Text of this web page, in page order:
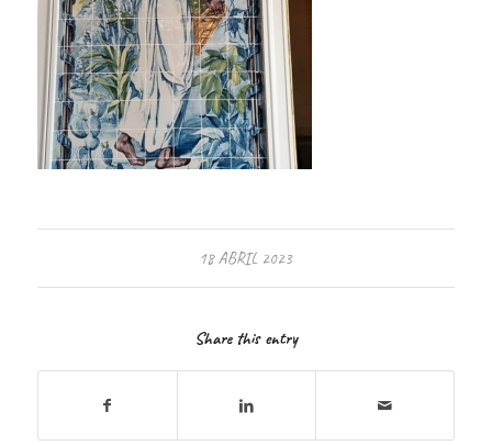
18 ABRIL 2023
Share this entry